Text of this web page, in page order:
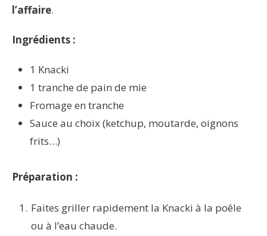
l’affaire.
Ingrédients :
1 Knacki
1 tranche de pain de mie
Fromage en tranche
Sauce au choix (ketchup, moutarde, oignons
frits…)
Préparation :
Faites griller rapidement la Knacki à la poêle
ou à l’eau chaude.